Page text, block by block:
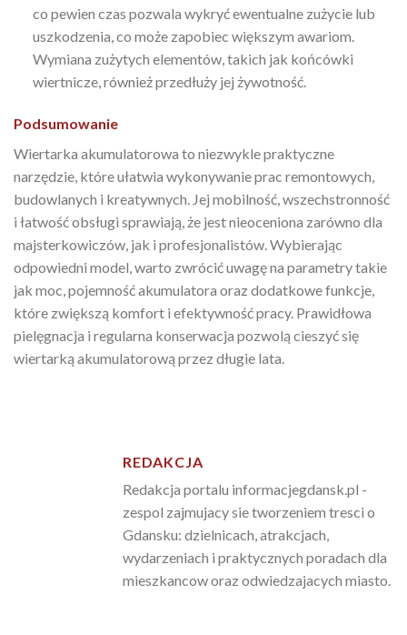
co pewien czas pozwala wykryć ewentualne zużycie lub
uszkodzenia, co może zapobiec większym awariom.
Wymiana zużytych elementów, takich jak końcówki
wiertnicze, również przedłuży jej żywotność.
Podsumowanie
Wiertarka akumulatorowa to niezwykle praktyczne
narzędzie, które ułatwia wykonywanie prac remontowych,
budowlanych i kreatywnych. Jej mobilność, wszechstronność
i łatwość obsługi sprawiają, że jest nieoceniona zarówno dla
majsterkowiczów, jak i profesjonalistów. Wybierając
odpowiedni model, warto zwrócić uwagę na parametry takie
jak moc, pojemność akumulatora oraz dodatkowe funkcje,
które zwiększą komfort i efektywność pracy. Prawidłowa
pielęgnacja i regularna konserwacja pozwolą cieszyć się
wiertarką akumulatorową przez długie lata.
REDAKCJA
Redakcja portalu informacjegdansk.pl -
zespol zajmujacy sie tworzeniem tresci o
Gdansku: dzielnicach, atrakcjach,
wydarzeniach i praktycznych poradach dla
mieszkancow oraz odwiedzajacych miasto.